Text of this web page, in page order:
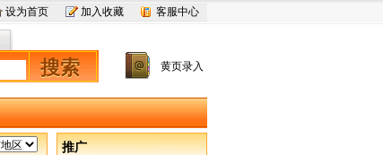
设为首页 加入收藏 客服中心
搜索 黄页录入
推广